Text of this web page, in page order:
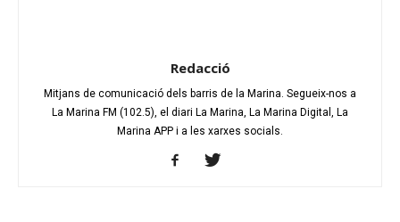
Redacció
Mitjans de comunicació dels barris de la Marina. Segueix-nos a
La Marina FM (102.5), el diari La Marina, La Marina Digital, La
Marina APP i a les xarxes socials.